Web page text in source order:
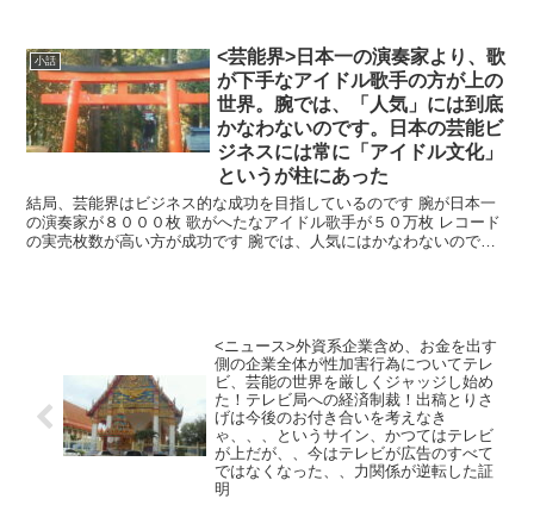
小話
<芸能界>日本一の演奏家より、歌
が下手なアイドル歌手の方が上の
世界。腕では、「人気」には到底
かなわないのです。日本の芸能ビ
ジネスには常に「アイドル文化」
というが柱にあった
結局、芸能界はビジネス的な成功を目指しているのです 腕が日本一
の演奏家が８０００枚 歌がへたなアイドル歌手が５０万枚 レコード
の実売枚数が高い方が成功です 腕では、人気にはかなわないのです
<ニュース>外資系企業含め、お金を出す
側の企業全体が性加害行為についてテレ
ビ、芸能の世界を厳しくジャッジし始め
た！テレビ局への経済制裁！出稿とりさ
げは今後のお付き合いを考えなき
ゃ、、、というサイン、かつてはテレビ
が上だが、、今はテレビが広告のすべて
ではなくなった、、力関係が逆転した証
明